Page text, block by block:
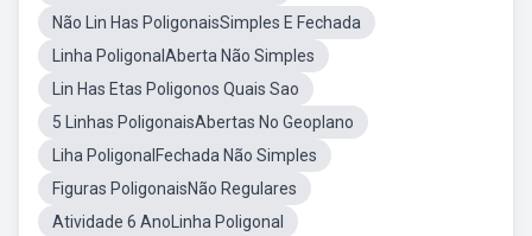
Não Lin Has PoligonaisSimples E Fechada
Linha PoligonalAberta Não Simples
Lin Has Etas Poligonos Quais Sao
5 Linhas PoligonaisAbertas No Geoplano
Liha PoligonalFechada Não Simples
Figuras PoligonaisNão Regulares
Atividade 6 AnoLinha Poligonal